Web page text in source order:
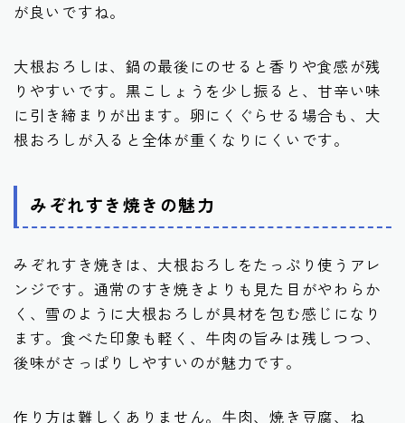
が良いですね。
大根おろしは、鍋の最後にのせると香りや食感が残
りやすいです。黒こしょうを少し振ると、甘辛い味
に引き締まりが出ます。卵にくぐらせる場合も、大
根おろしが入ると全体が重くなりにくいです。
みぞれすき焼きの魅力
みぞれすき焼きは、大根おろしをたっぷり使うアレ
ンジです。通常のすき焼きよりも見た目がやわらか
く、雪のように大根おろしが具材を包む感じになり
ます。食べた印象も軽く、牛肉の旨みは残しつつ、
後味がさっぱりしやすいのが魅力です。
作り方は難しくありません。牛肉、焼き豆腐、ね